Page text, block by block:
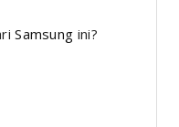
Samsung ini?